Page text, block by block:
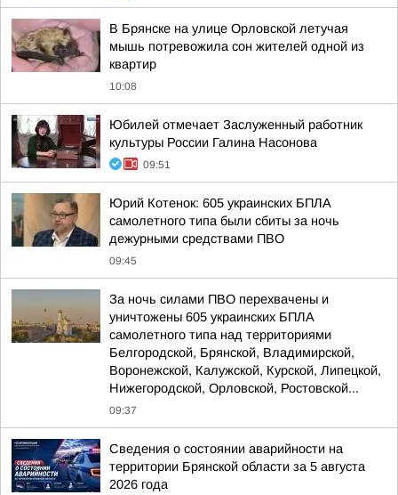
В Брянске на улице Орловской летучая
мышь потревожила сон жителей одной из
квартир
10:08
Юбилей отмечает Заслуженный работник
культуры России Галина Насонова
09:51
Юрий Котенок: 605 украинских БПЛА
самолетного типа были сбиты за ночь
дежурными средствами ПВО
09:45
За ночь силами ПВО перехвачены и
уничтожены 605 украинских БПЛА
самолетного типа над территориями
Белгородской, Брянской, Владимирской,
Воронежской, Калужской, Курской, Липецкой,
Нижегородской, Орловской, Ростовской...
09:37
Сведения о состоянии аварийности на
территории Брянской области за 5 августа
2026 года